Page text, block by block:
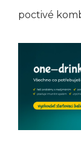
poctivé